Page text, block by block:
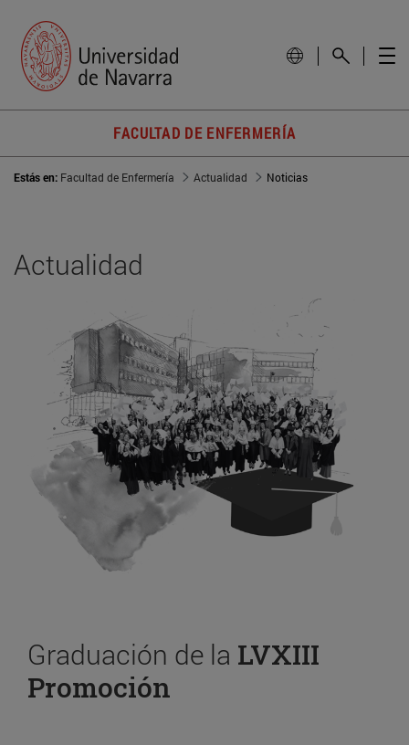
FACULTAD DE ENFERMERÍA
Estás en: Facultad de Enfermería Actualidad Noticias
Actualidad
Graduación de la LVXIII
Promoción